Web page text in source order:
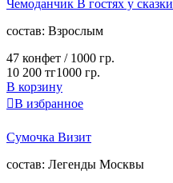
Чемоданчик В гостях у сказки
cостав: Взрослым
47 конфет / 1000 гр.
10 200 тг1000 гр.
В корзину
В избранное
Сумочка Визит
cостав: Легенды Москвы